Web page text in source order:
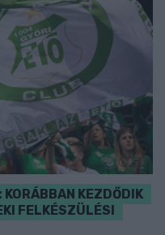
KORÁBBAN KEZDŐDIK
FELKÉSZÜLÉSI